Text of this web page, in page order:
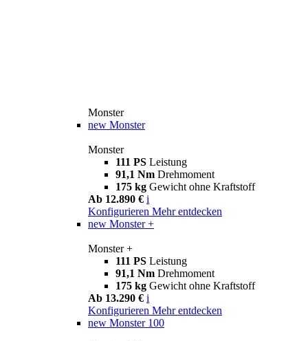
Monster
new Monster
Monster
111 PS Leistung
91,1 Nm Drehmoment
175 kg Gewicht ohne Kraftstoff
Ab 12.890 € i
Konfigurieren Mehr entdecken
new Monster +
Monster +
111 PS Leistung
91,1 Nm Drehmoment
175 kg Gewicht ohne Kraftstoff
Ab 13.290 € i
Konfigurieren Mehr entdecken
new Monster 100